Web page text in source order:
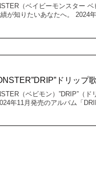
（ベイビーモンスター
が知りたいあなたへ。 2024
ドリップ
（ベビモン）”DRIP”（
年11月発売のアルバム「